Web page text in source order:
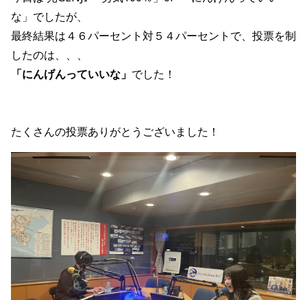
な」 でしたが、
最終結果は４６パーセント対５４パーセントで、投票を制
したのは、、、
「にんげんっていいな」 でした！
たくさんの投票ありがとうございました！